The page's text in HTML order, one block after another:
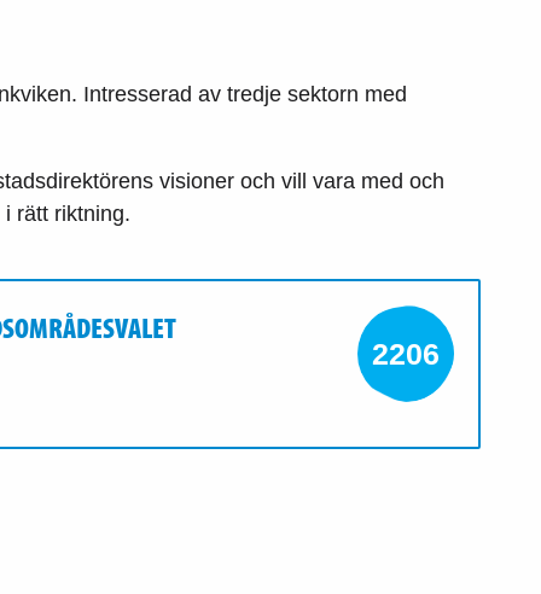
Intresserad av tredje sektorn med
visioner och vill vara med och
rätt riktning.
2206